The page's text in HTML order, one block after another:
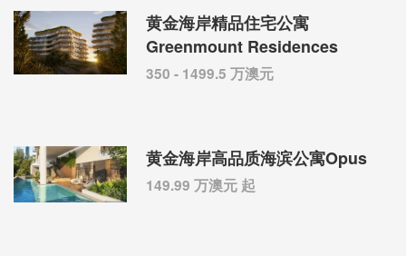
黄金海岸精品住宅公寓
Greenmount Residences
350 - 1499.5 万澳元
黄金海岸高品质海滨公寓Opus
149.99 万澳元 起